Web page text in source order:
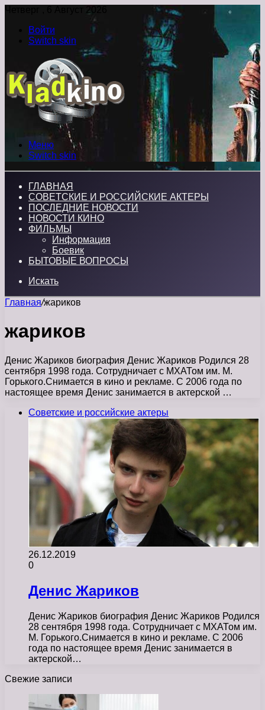
Четверг , 6 Август 2026
Войти
Switch skin
Меню
Switch skin
ГЛАВНАЯ
СОВЕТСКИЕ И РОССИЙСКИЕ АКТЕРЫ
ПОСЛЕДНИЕ НОВОСТИ
НОВОСТИ КИНО
ФИЛЬМЫ
Информация
Боевик
БЫТОВЫЕ ВОПРОСЫ
Искать
Главная/жариков
жариков
Денис Жариков биография Денис Жариков Родился 28
сентября 1998 года. Сотрудничает с МХАТом им. М.
Горького.Снимается в кино и рекламе. С 2006 года по
настоящее время Денис занимается в актерской …
Советские и российские актеры
26.12.2019
0
Денис Жариков
Денис Жариков биография Денис Жариков Родился
28 сентября 1998 года. Сотрудничает с МХАТом им.
М. Горького.Снимается в кино и рекламе. С 2006
года по настоящее время Денис занимается в
актерской…
Свежие записи